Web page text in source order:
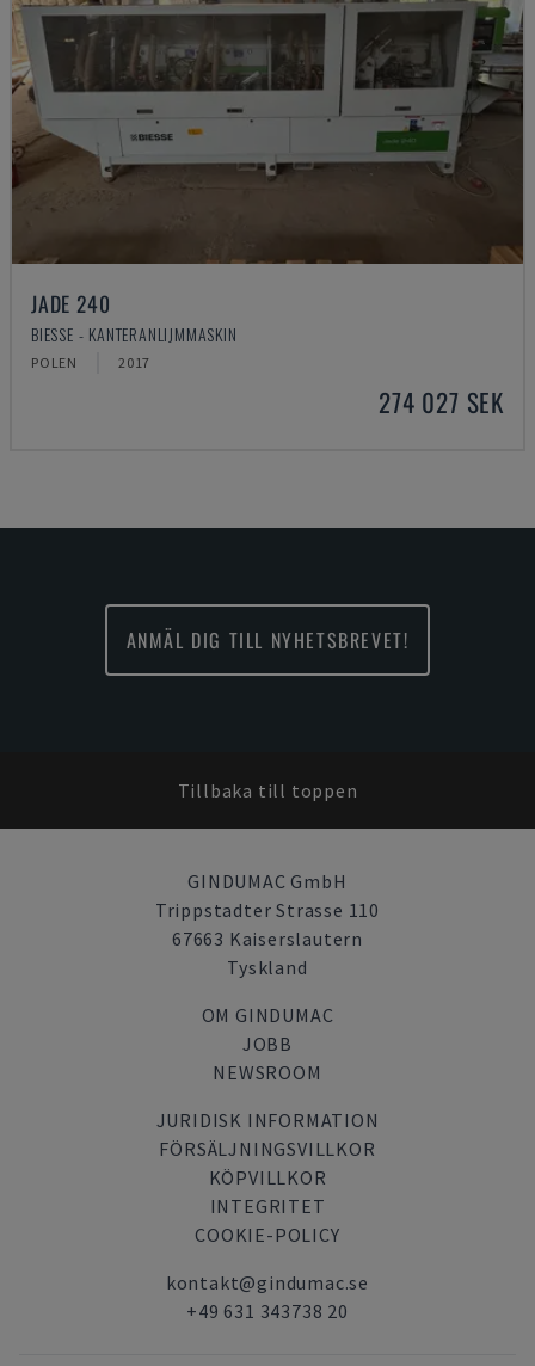
JADE 240
BIESSE - KANTERANLIJMMASKIN
POLEN 2017
274 027 SEK
ANMÄL DIG TILL NYHETSBREVET!
Tillbaka till toppen
GINDUMAC GmbH
Trippstadter Strasse 110
67663 Kaiserslautern
Tyskland
OM GINDUMAC
JOBB
NEWSROOM
JURIDISK INFORMATION
FÖRSÄLJNINGSVILLKOR
KÖPVILLKOR
INTEGRITET
COOKIE-POLICY
kontakt@gindumac.se
+49 631 343738 20